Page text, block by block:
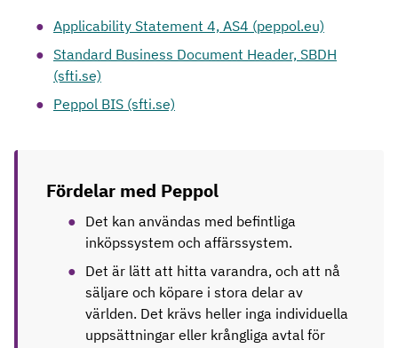
Applicability Statement 4, AS4 (peppol.eu)
Standard Business Document Header, SBDH
(sfti.se)
Peppol BIS (sfti.se)
Fördelar med Peppol
Det kan användas med befintliga
inköpssystem och affärssystem.
Det är lätt att hitta varandra, och att nå
säljare och köpare i stora delar av
världen. Det krävs heller inga individuella
uppsättningar eller krångliga avtal för